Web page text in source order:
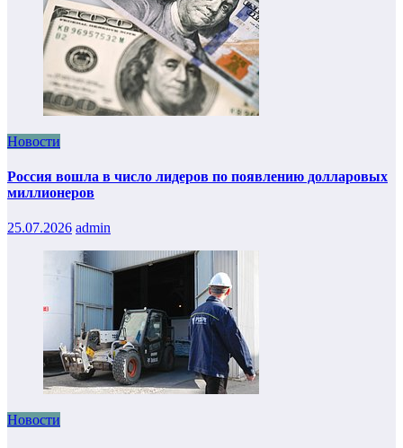
Новости
Россия вошла в число лидеров по появлению долларовых
миллионеров
25.07.2026 admin
Новости